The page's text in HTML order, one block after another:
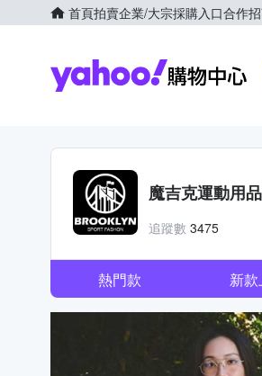
首頁拍賣企業/大宗採購入口合作
魔吉克運動用
追蹤數 3475
熱門款 新